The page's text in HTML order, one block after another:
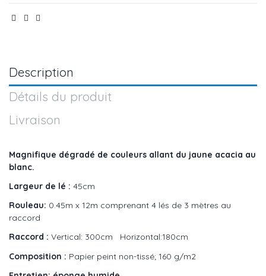
Description
Détails du produit
Livraison
Magnifique dégradé de couleurs allant du jaune acacia au
blanc.
Largeur de lé : 45cm
Rouleau: 0.45m x 12m comprenant 4 lés de 3 mètres au
raccord
Raccord : Vertical: 300cm Horizontal:180cm
Composition : Papier peint non-tissé; 160 g/m2